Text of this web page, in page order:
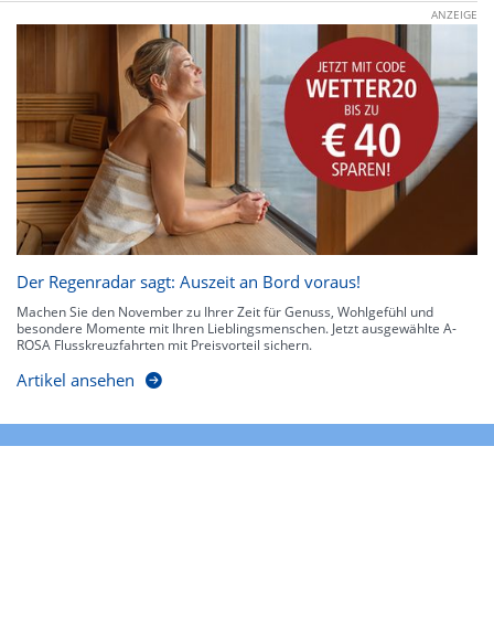
ANZEIGE
Der Regenradar sagt: Auszeit an Bord voraus!
Machen Sie den November zu Ihrer Zeit für Genuss, Wohlgefühl und
besondere Momente mit Ihren Lieblingsmenschen. Jetzt ausgewählte A-
ROSA Flusskreuzfahrten mit Preisvorteil sichern.
Artikel ansehen